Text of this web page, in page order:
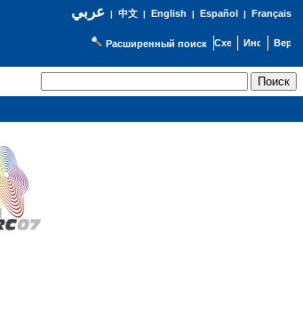
عربي| 中文| English | Español | Français
Расширенный поиск